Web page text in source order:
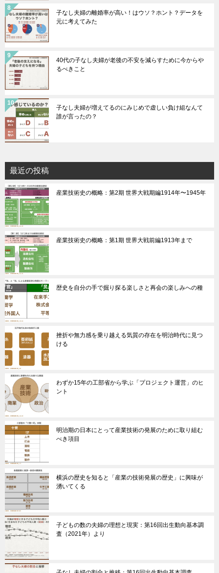
子なし夫婦の離婚率が高い！はウソ？ホント？データを
元に考えてみた
40代の子なし夫婦が老後の不安を減らすために今からや
るべきこと
子なし夫婦が増えてるのにみじめで虚しい負け組なんて
誰が言ったの？
最近の投稿
産業技術史の概略：第2期 世界大戦期編1914年〜1945年
産業技術史の概略：第1期 世界大戦前編1913年まで
歴史を自分の手で掘り探る楽しさと再会の楽しみへの種
挫折や無力感を乗り越える気質の存在を明治時代に見つ
ける
わずか15年の工部省から学ぶ「プロジェクト運営」のヒ
ント
明治期の日本にとって産業技術の発展のために取り組む
べき項目
横浜の歴史を知ると「産業の技術発展の歴史」に興味が
湧いてくる
子どもの数の夫婦の理想と現実：第16回出生動向基本調
査（2021年）より